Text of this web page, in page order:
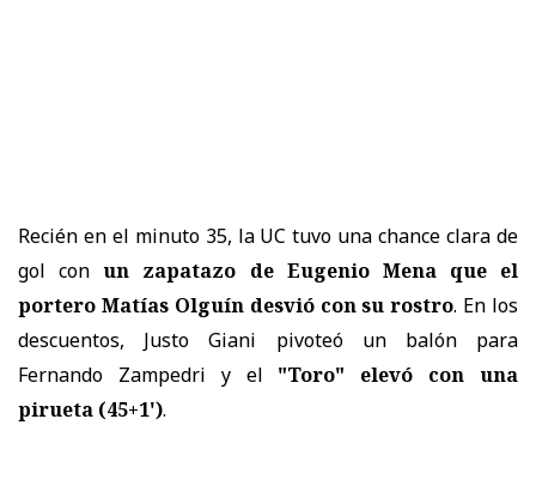
Recién en el minuto 35, la UC tuvo una chance clara de
gol conun zapatazo de Eugenio Mena que el
portero Matías Olguín desvió con su rostro. En los
descuentos, Justo Giani pivoteó un balón para
Fernando Zampedri y el "Toro" elevó con una
pirueta (45+1').